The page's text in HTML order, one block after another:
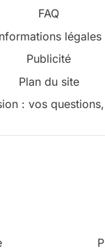
FAQ
légales
Publicité
Plan du site
: vos